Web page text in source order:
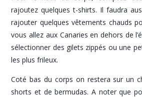
rajoutez quelques t-shirts. Il faudra
rajouter quelques vêtements chauds
vous allez aux Canaries en dehors de
sélectionner des gilets zippés ou une
les plus frileux.
Coté bas du corps on restera sur un
shorts et de bermudas. A noter que